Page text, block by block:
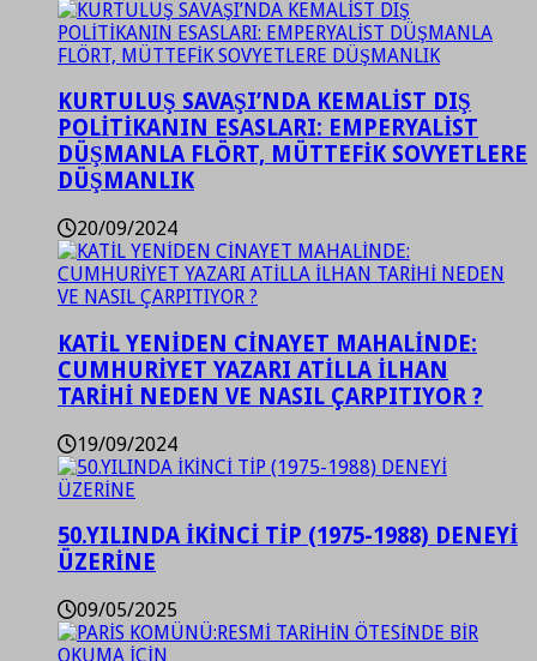
KURTULUŞ SAVAŞI’NDA KEMALİST DIŞ
POLİTİKANIN ESASLARI: EMPERYALİST
DÜŞMANLA FLÖRT, MÜTTEFİK SOVYETLERE
DÜŞMANLIK
20/09/2024
KATİL YENİDEN CİNAYET MAHALİNDE:
CUMHURİYET YAZARI ATİLLA İLHAN
TARİHİ NEDEN VE NASIL ÇARPITIYOR ?
19/09/2024
50.YILINDA İKİNCİ TİP (1975-1988) DENEYİ
ÜZERİNE
09/05/2025